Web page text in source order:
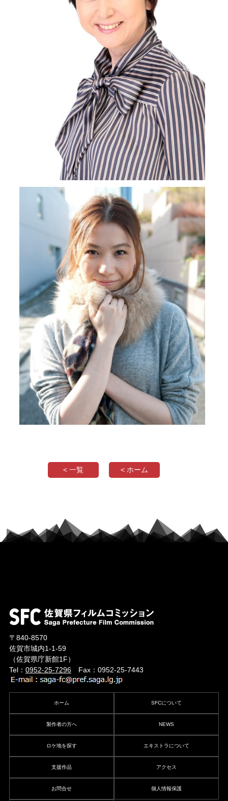
< 一覧 < ホーム
〒840-8570
佐賀市城内1-1-59
（佐賀県庁新館1F）
Tel： 0952-25-7296Fax：0952-25-7443
ホーム SFCについて
製作者の方へ NEWS
ロケ地を探す エキストラについて
支援作品 アクセス
お問合せ 個人情報保護